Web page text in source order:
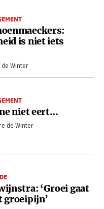
is niet iets
de Winter
niet eert…
de Winter
‘Groei gaat
groeipijn’